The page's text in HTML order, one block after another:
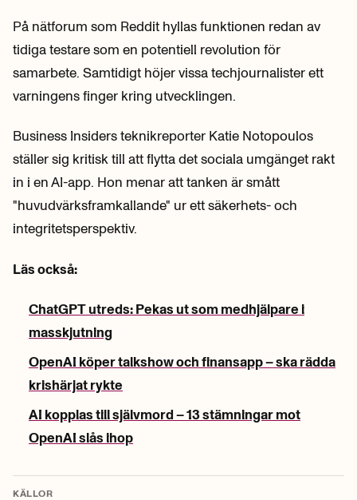
På nätforum som Reddit hyllas funktionen redan av
tidiga testare som en potentiell revolution för
samarbete. Samtidigt höjer vissa techjournalister ett
varningens finger kring utvecklingen.
Business Insiders teknikreporter Katie Notopoulos
ställer sig kritisk till att flytta det sociala umgänget rakt
in i en AI-app. Hon menar att tanken är smått
"huvudvärksframkallande" ur ett säkerhets- och
integritetsperspektiv.
Läs också:
ChatGPT utreds: Pekas ut som medhjälpare i
masskjutning
OpenAI köper talkshow och finansapp – ska rädda
krishärjat rykte
AI kopplas till självmord – 13 stämningar mot
OpenAI slås ihop
KÄLLOR